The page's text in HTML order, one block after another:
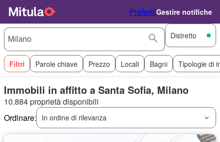
PreferitiGestire notifiche
Distretto
Filtri Parole chiave Prezzo Locali Bagni Tipologie di
Immobili in affitto a Santa Sofia, Milano
10.884 proprietà disponibili
Ordinare:
In ordine di rilevanza